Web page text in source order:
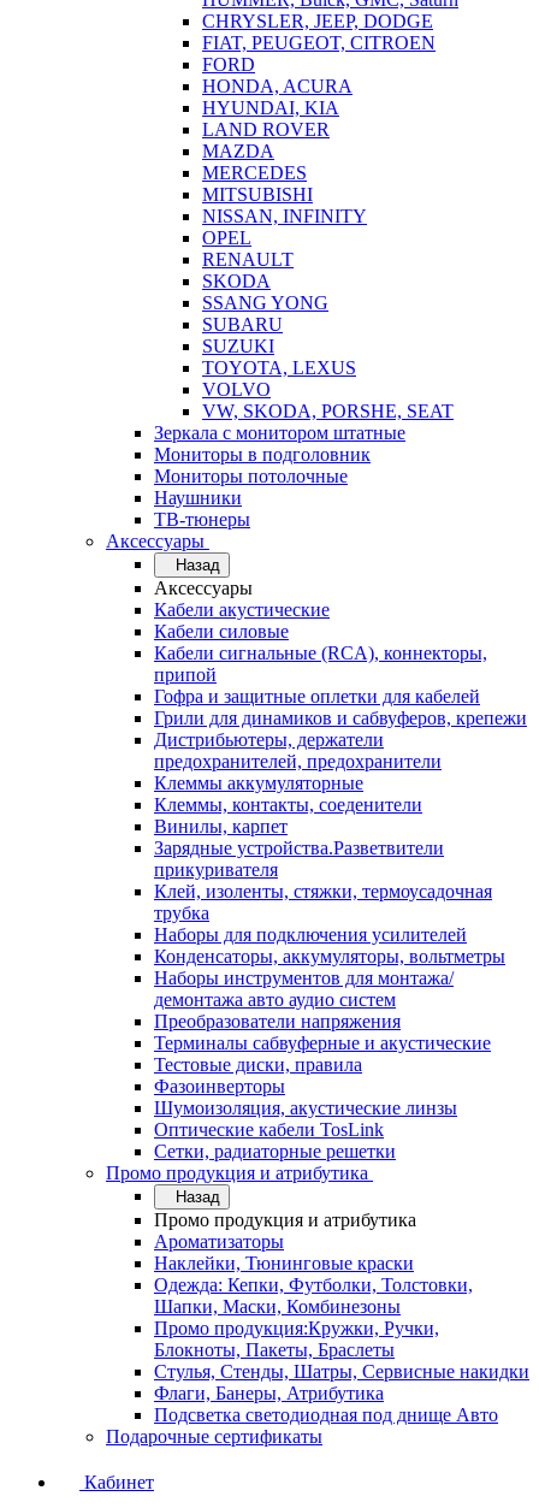
CHRYSLER, JEEP, DODGE
FIAT, PEUGEOT, CITROEN
FORD
HONDA, ACURA
HYUNDAI, KIA
LAND ROVER
MAZDA
MERCEDES
MITSUBISHI
NISSAN, INFINITY
OPEL
RENAULT
SKODA
SSANG YONG
SUBARU
SUZUKI
TOYOTA, LEXUS
VOLVO
VW, SKODA, PORSHE, SEAT
Зеркала с монитором штатные
Мониторы в подголовник
Мониторы потолочные
Наушники
ТВ-тюнеры
Аксессуары
Назад
Аксессуары
Кабели акустические
Кабели силовые
Кабели сигнальные (RCA), коннекторы,
припой
Гофра и защитные оплетки для кабелей
Грили для динамиков и сабвуферов, крепежи
Дистрибьютеры, держатели
предохранителей, предохранители
Клеммы аккумуляторные
Клеммы, контакты, соеденители
Винилы, карпет
Зарядные устройства.Разветвители
прикуривателя
Клей, изоленты, стяжки, термоусадочная
трубка
Наборы для подключения усилителей
Конденсаторы, аккумуляторы, вольтметры
Наборы инструментов для монтажа/
демонтажа авто аудио систем
Преобразователи напряжения
Терминалы сабвуферные и акустические
Тестовые диски, правила
Фазоинверторы
Шумоизоляция, акустические линзы
Оптические кабели TosLink
Сетки, радиаторные решетки
Промо продукция и атрибутика
Назад
Промо продукция и атрибутика
Ароматизаторы
Наклейки, Тюнинговые краски
Одежда: Кепки, Футболки, Толстовки,
Шапки, Маски, Комбинезоны
Промо продукция:Кружки, Ручки,
Блокноты, Пакеты, Браслеты
Стулья, Стенды, Шатры, Сервисные накидки
Флаги, Банеры, Атрибутика
Подсветка светодиодная под днище Авто
Подарочные сертификаты
Кабинет